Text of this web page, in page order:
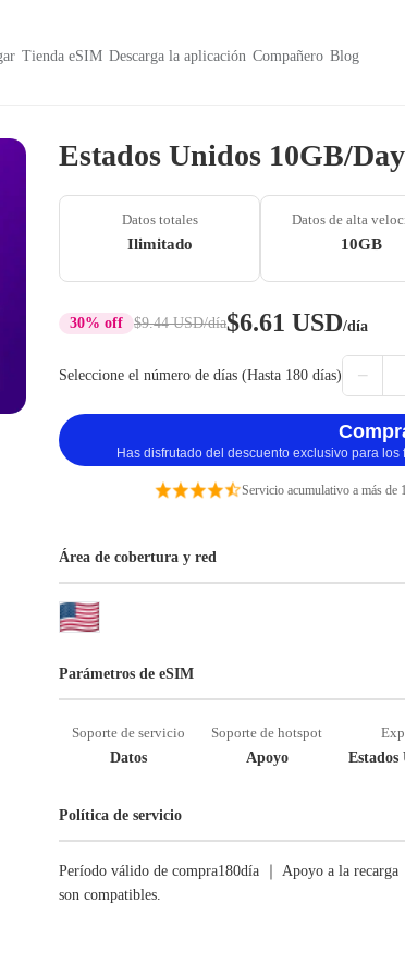
Tienda eSIM Descarga la aplicación Compañero Blog
Estados Unidos 10GB/Day
Datos totales
Ilimitado
Datos de alta
10GB
30% off $9.44 USD/día$6.61 USD/día
Seleccione el número de días (Hasta 180 días) −
Has disfrutado del descuento exclusivo para
Servicio acumulativo a más de
Área de cobertura y red
Parámetros de eSIM
Soporte de servicio
Datos
Soporte de hotspot
Apoyo
Estados
Política de servicio
Período válido de compra180día ｜ Apoyo a la
son compatibles.